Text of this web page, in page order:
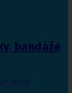
bandáže